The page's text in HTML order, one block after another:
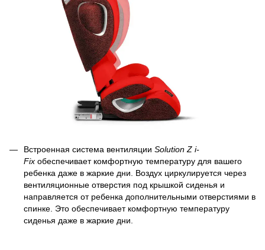
Встроенная система вентиляции Solution Z i-
Fix обеспечивает комфортную температуру для вашего
ребенка даже в жаркие дни. Воздух циркулируется через
вентиляционные отверстия под крышкой сиденья и
направляется от ребенка дополнительными отверстиями в
спинке. Это обеспечивает комфортную температуру
сиденья даже в жаркие дни.